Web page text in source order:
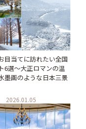
目当てに訪れたい全国
6選〜大正ロマンの温
墨画のような日本三景
2026.01.05